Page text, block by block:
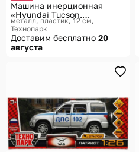
Машина инерционная
«Hyundai Tucson.
Полиция»
металл, пластик, 12 см
Технопарк
Доставим бесплатно 20
августа